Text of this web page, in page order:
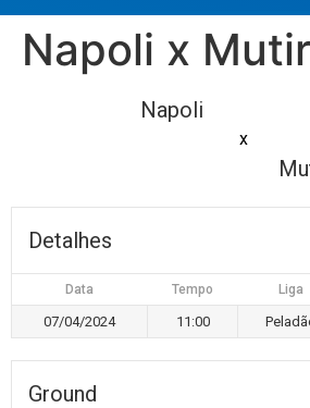
Napoli x
Napoli
x
Detalhes
Data Tempo Liga
07/04/2024 11:00
Ground